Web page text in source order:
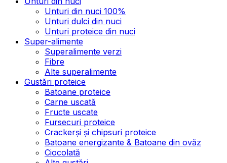
Unturi din nuci 100%
Unturi dulci din nuci
Unturi proteice din nuci
Super-alimente
Superalimente verzi
Fibre
Alte superalimente
Gustări proteice
Batoane proteice
Carne uscată
Fructe uscate
Fursecuri proteice
Crackerși și chipsuri proteice
Batoane energizante & Batoane din ovăz
Ciocolată